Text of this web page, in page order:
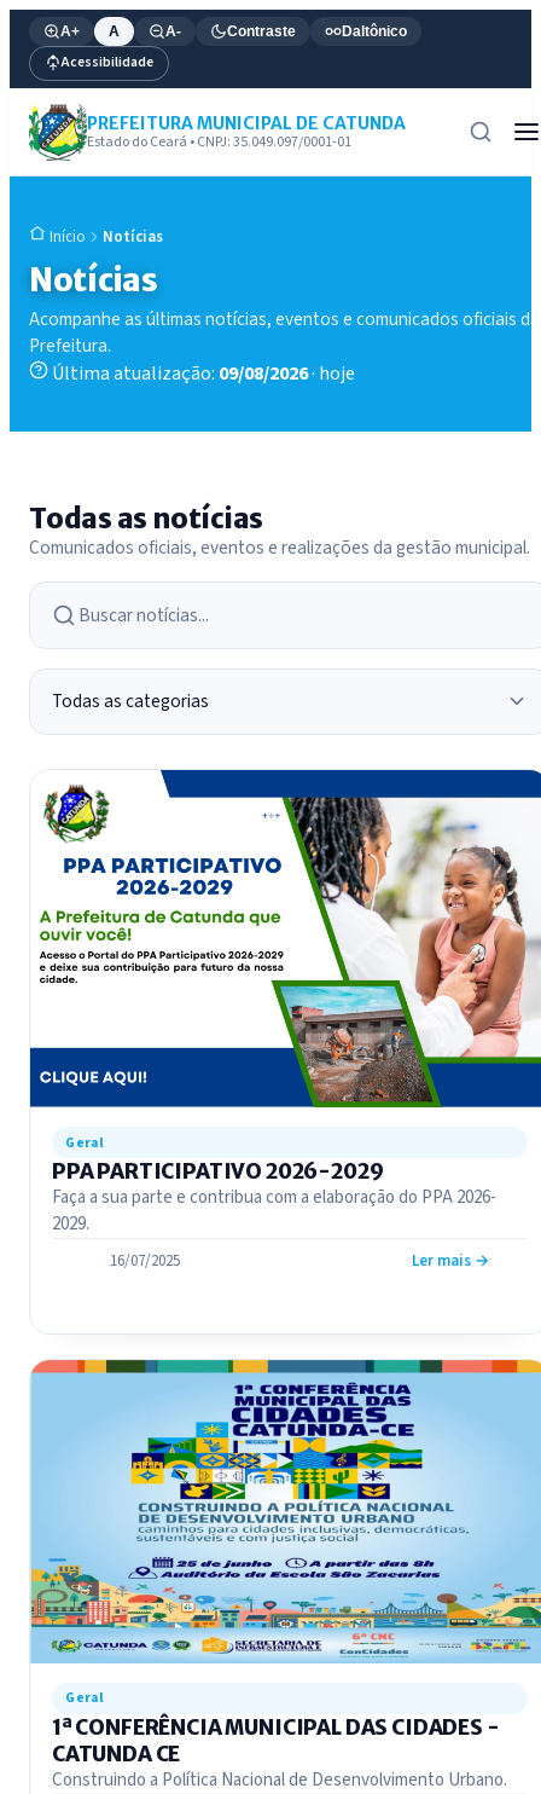
A+ A A- Contraste Daltônico
Acessibilidade
PREFEITURA MUNICIPAL DE CATUNDA
Estado do Ceará • CNPJ: 35.049.097/0001-01
Início Notícias
Notícias
Acompanhe as últimas notícias, eventos e comunicados oficiais da
Prefeitura.
Última atualização: 09/08/2026· hoje
Todas as notícias
Comunicados oficiais, eventos e realizações da gestão municipal.
Buscar notícias
Categoria
Geral
PPA PARTICIPATIVO 2026-2029
Faça a sua parte e contribua com a elaboração do PPA 2026-
2029.
16/07/2025 Ler mais →
Geral
1ª CONFERÊNCIA MUNICIPAL DAS CIDADES -
CATUNDA CE
Construindo a Política Nacional de Desenvolvimento Urbano.